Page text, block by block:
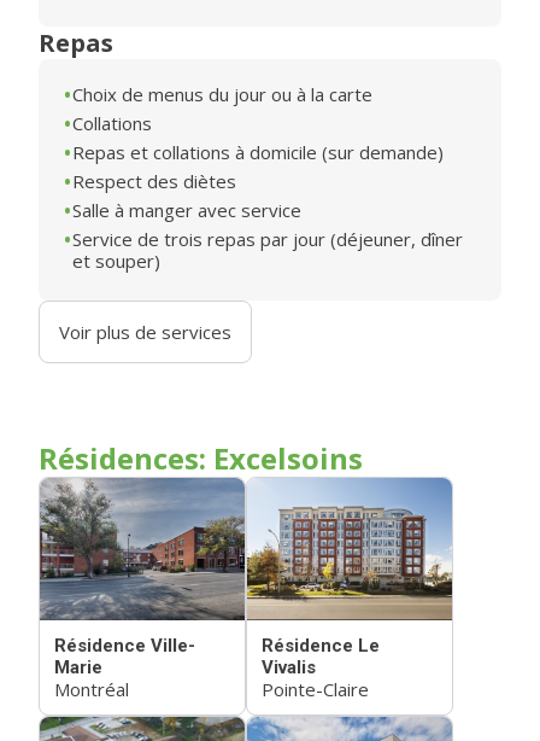
Repas
Choix de menus du jour ou à la carte
Collations
Repas et collations à domicile (sur demande)
Respect des diètes
Salle à manger avec service
Service de trois repas par jour (déjeuner, dîner
et souper)
Voir plus de services
Résidences: Excelsoins
Résidence Ville-
Marie
Montréal
Résidence Le
Vivalis
Pointe-Claire